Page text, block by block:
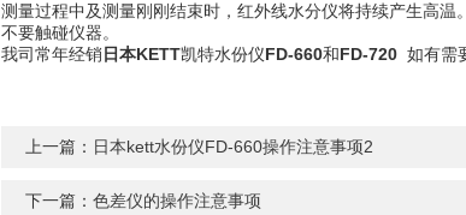
测量过程中及测量刚刚结束时，红外线水分仪将持续产生高温。
不要触碰仪器。
我司常年经销 日本KETT凯特水份仪FD-660和FD-720 如有需
上一篇： 日本kett水份仪FD-660操作注意事项2
下一篇： 色差仪的操作注意事项